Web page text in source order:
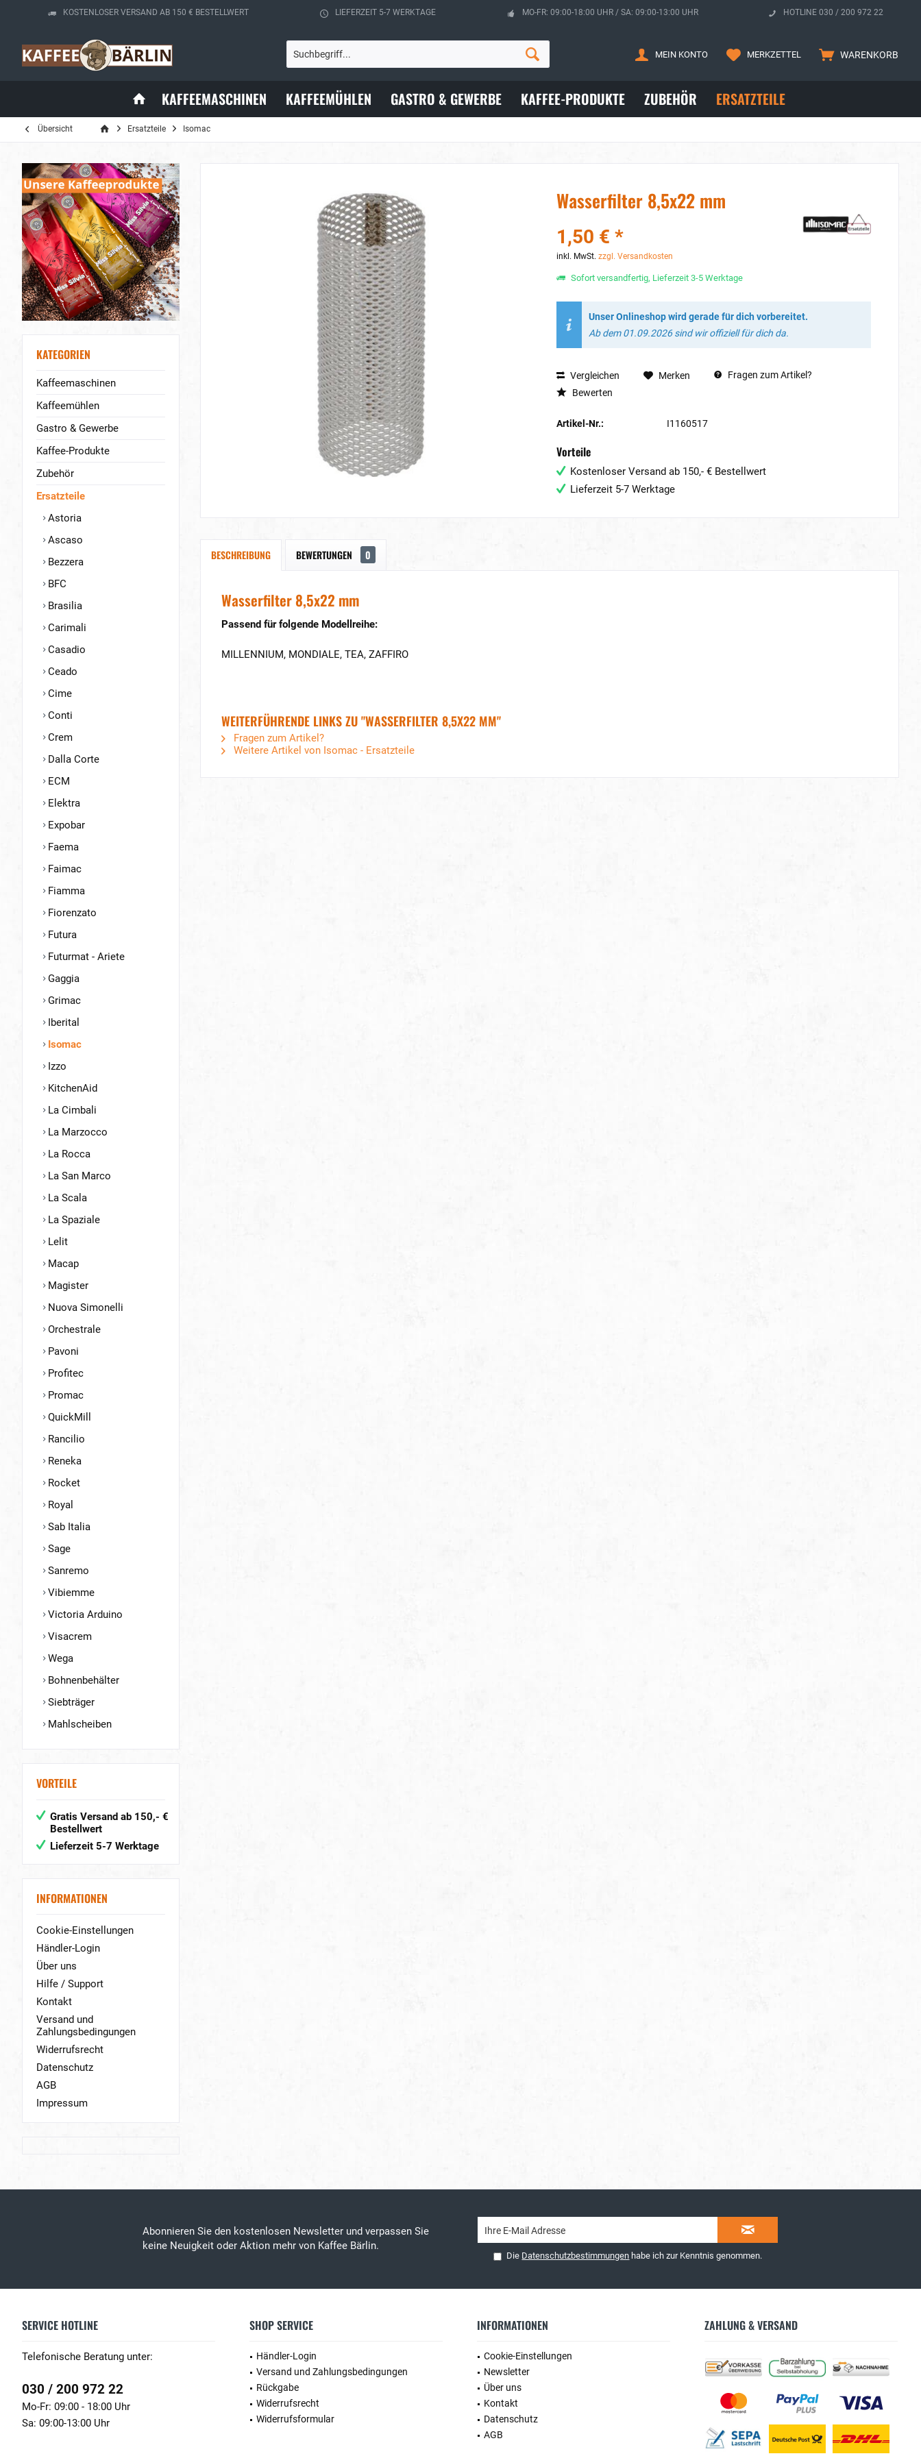
KOSTENLOSER VERSAND AB 150 € BESTELLWERT LIEFERZEIT 5-7 WERKTAGE MO-FR: 09:00-18:00 UHR / SA: 09:00-13:00 UHR HOTLINE 030 / 200 972 22
WARENKORB
MERKZETTEL
MEIN KONTO
KAFFEEMASCHINEN KAFFEEMÜHLEN GASTRO & GEWERBE KAFFEE-PRODUKTE ZUBEHÖR ERSATZTEILE
Übersicht Ersatzteile Isomac
KATEGORIEN
Kaffeemaschinen
Kaffeemühlen
Gastro & Gewerbe
Kaffee-Produkte
Zubehör
Ersatzteile
Astoria
Ascaso
Bezzera
BFC
Brasilia
Carimali
Casadio
Ceado
Cime
Conti
Crem
Dalla Corte
ECM
Elektra
Expobar
Faema
Faimac
Fiamma
Fiorenzato
Futura
Futurmat - Ariete
Gaggia
Grimac
Iberital
Isomac
Izzo
KitchenAid
La Cimbali
La Marzocco
La Rocca
La San Marco
La Scala
La Spaziale
Lelit
Macap
Magister
Nuova Simonelli
Orchestrale
Pavoni
Profitec
Promac
QuickMill
Rancilio
Reneka
Rocket
Royal
Sab Italia
Sage
Sanremo
Vibiemme
Victoria Arduino
Visacrem
Wega
Bohnenbehälter
Siebträger
Mahlscheiben
VORTEILE
Gratis Versand ab 150,- €
Bestellwert
Lieferzeit 5-7 Werktage
INFORMATIONEN
Cookie-Einstellungen
Händler-Login
Über uns
Hilfe / Support
Kontakt
Versand und
Zahlungsbedingungen
Widerrufsrecht
Datenschutz
AGB
Impressum
Wasserfilter 8,5x22 mm
1,50 € *
inkl. MwSt. zzgl. Versandkosten
Sofort versandfertig, Lieferzeit 3-5 Werktage
Unser Onlineshop wird gerade für dich vorbereitet.
Ab dem 01.09.2026 sind wir offiziell für dich da.
Vergleichen Merken
Fragen zum Artikel?
Bewerten
Artikel-Nr.: I1160517
Vorteile
Kostenloser Versand ab 150,- € Bestellwert
Lieferzeit 5-7 Werktage
BESCHREIBUNG BEWERTUNGEN 0
Wasserfilter 8,5x22 mm
Passend für folgende Modellreihe:
MILLENNIUM, MONDIALE, TEA, ZAFFIRO
WEITERFÜHRENDE LINKS ZU "WASSERFILTER 8,5X22 MM"
Fragen zum Artikel?
Weitere Artikel von Isomac - Ersatzteile
Abonnieren Sie den kostenlosen Newsletter und verpassen Sie
keine Neuigkeit oder Aktion mehr von Kaffee Bärlin.
Die Datenschutzbestimmungen habe ich zur Kenntnis genommen.
SERVICE HOTLINE
Telefonische Beratung unter:
030 / 200 972 22
Mo-Fr: 09:00 - 18:00 Uhr
Sa: 09:00-13:00 Uhr
SHOP SERVICE
Händler-Login
Versand und Zahlungsbedingungen
Rückgabe
Widerrufsrecht
Widerrufsformular
INFORMATIONEN
Cookie-Einstellungen
Newsletter
Über uns
Kontakt
Datenschutz
AGB
ZAHLUNG & VERSAND